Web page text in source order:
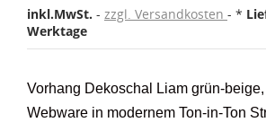
inkl.MwSt. zzgl. Versandkosten *
Werktage
Vorhang Dekoschal Liam grün-
Webware in modernem Ton-in-Ton